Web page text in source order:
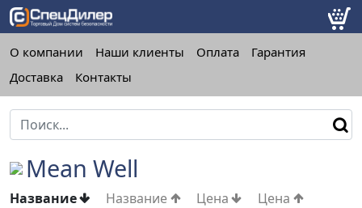
О компании Наши клиенты Оплата
Гарантия
Доставка
Контакты
Mean Well
Название Название Цена Цена